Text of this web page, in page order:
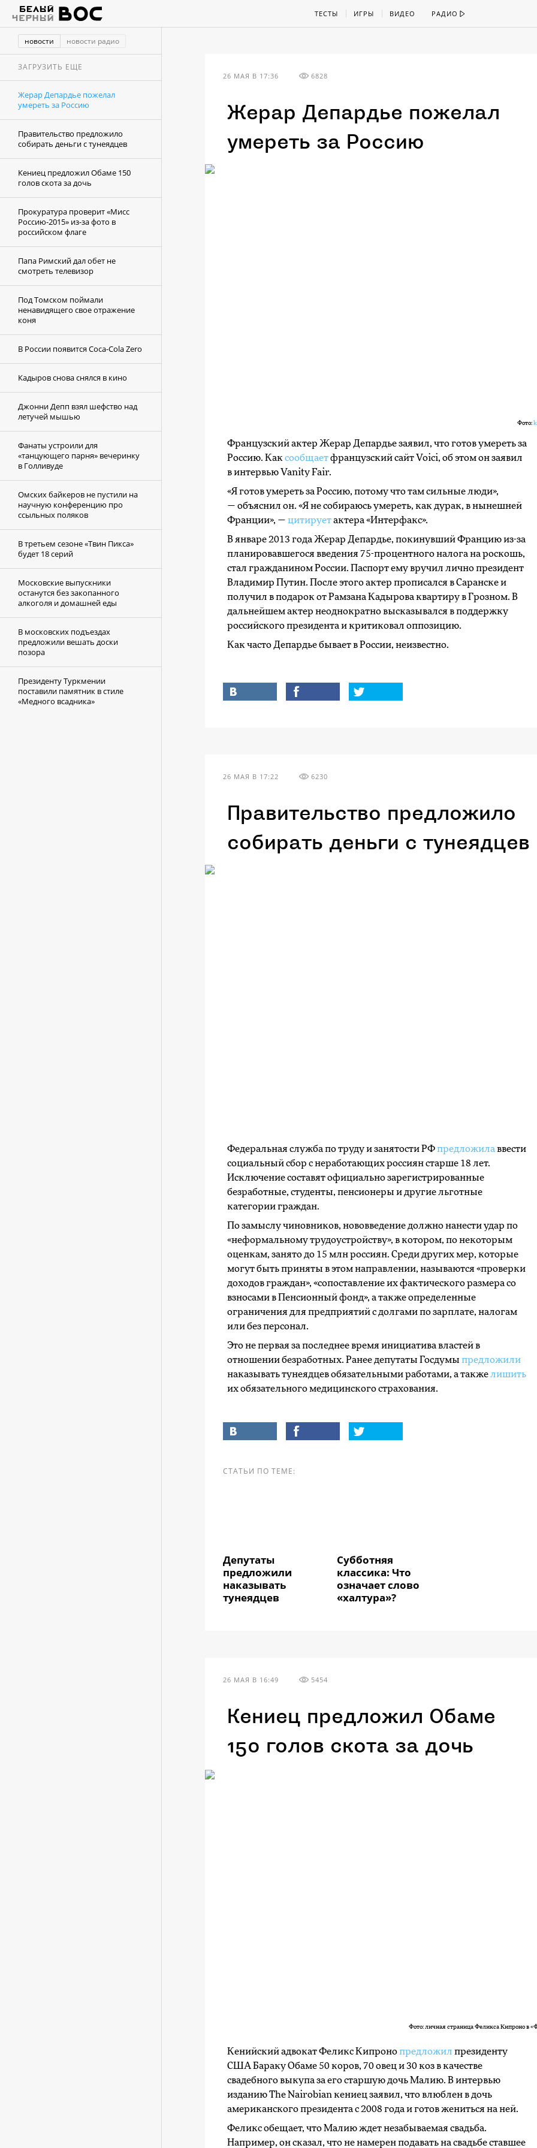
ТЕСТЫ ИГРЫ ВИДЕО РАДИО
новости новости радио
ЗАГРУЗИТЬ ЕЩЕ
Жерар Депардье пожелал
умереть за Россию
Правительство предложило
собирать деньги с тунеядцев
Кениец предложил Обаме 150
голов скота за дочь
Прокуратура проверит «Мисс
Россию-2015» из-за фото в
российском флаге
Папа Римский дал обет не
смотреть телевизор
Под Томском поймали
ненавидящего свое отражение
коня
В России появится Coca-Cola Zero
Кадыров снова снялся в кино
Джонни Депп взял шефство над
летучей мышью
Фанаты устроили для
«танцующего парня» вечеринку
в Голливуде
Омских байкеров не пустили на
научную конференцию про
ссыльных поляков
В третьем сезоне «Твин Пикса»
будет 18 серий
Московские выпускники
останутся без закопанного
алкоголя и домашней еды
В московских подъездах
предложили вешать доски
позора
Президенту Туркмении
поставили памятник в стиле
«Медного всадника»
26 МАЯ В 17:36 6828
Жерар Депардье пожелал
умереть за Россию
Фото:
Французский актер Жерар Депардье заявил, что готов умереть за
Россию. Как сообщаетфранцузский сайт Voici, об этом он заявил
в интервью Vanity Fair.
«Я готов умереть за Россию, потому что там сильные люди»,
— объяснил он. «Я не собираюсь умереть, как дурак, в нынешней
Франции», — цитируетактера «Интерфакс».
В январе 2013 года Жерар Депардье, покинувший Францию из-за
планировавшегося введения 75-процентного налога на роскошь,
стал гражданином России. Паспорт ему вручил лично президент
Владимир Путин. После этого актер прописался в Саранске и
получил в подарок от Рамзана Кадырова квартиру в Грозном. В
дальнейшем актер неоднократно высказывался в поддержку
российского президента и критиковал оппозицию.
Как часто Депардье бывает в России, неизвестно.
26 МАЯ В 17:22 6230
Правительство предложило
собирать деньги с тунеядцев
Федеральная служба по труду и занятости РФпредложила ввести
социальный сбор с неработающих россиян старше 18 лет.
Исключение составят официально зарегистрированные
безработные, студенты, пенсионеры и другие льготные
категории граждан.
По замыслу чиновников, нововведение должно нанести удар по
«неформальному трудоустройству», в котором, по некоторым
оценкам, занято до 15 млн россиян. Среди других мер, которые
могут быть приняты в этом направлении, называются «проверки
доходов граждан», «сопоставление их фактического размера со
взносами в Пенсионный фонд», а также определенные
ограничения для предприятий с долгами по зарплате, налогам
или без персонал.
Это не первая за последнее время инициатива властей в
отношении безработных. Ранее депутаты Госдумы предложили
наказывать тунеядцев обязательными работами, а также лишить
их обязательного медицинского страхования.
СТАТЬИ ПО ТЕМЕ:
Депутаты
предложили
наказывать
тунеядцев
Субботняя
классика: Что
означает слово
«халтура»?
26 МАЯ В 16:49 5454
Кениец предложил Обаме
150 голов скота за дочь
Фото: личная страница Феликса Кипроно в
Кенийский адвокат Феликс Кипронопредложил президенту
США Бараку Обаме 50 коров, 70 овец и 30 коз в качестве
свадебного выкупа за его старшую дочь Малию. В интервью
изданию The Nairobian кениец заявил, что влюблен в дочь
американского президента с 2008 года и готов жениться на ней.
Феликс обещает, что Малию ждет незабываемая свадьба.
Например, он сказал, что не намерен подавать на свадьбе ставшее